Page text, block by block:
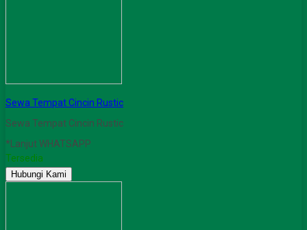
Sewa Tempat Cincin Rustic
Sewa Tempat Cincin Rustic
*Lanjut WHATSAPP
Tersedia
Hubungi Kami